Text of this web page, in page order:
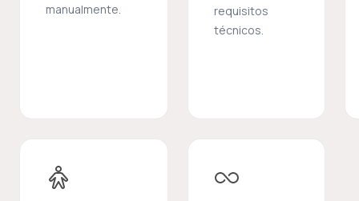
manualmente.
requisitos
técnicos.